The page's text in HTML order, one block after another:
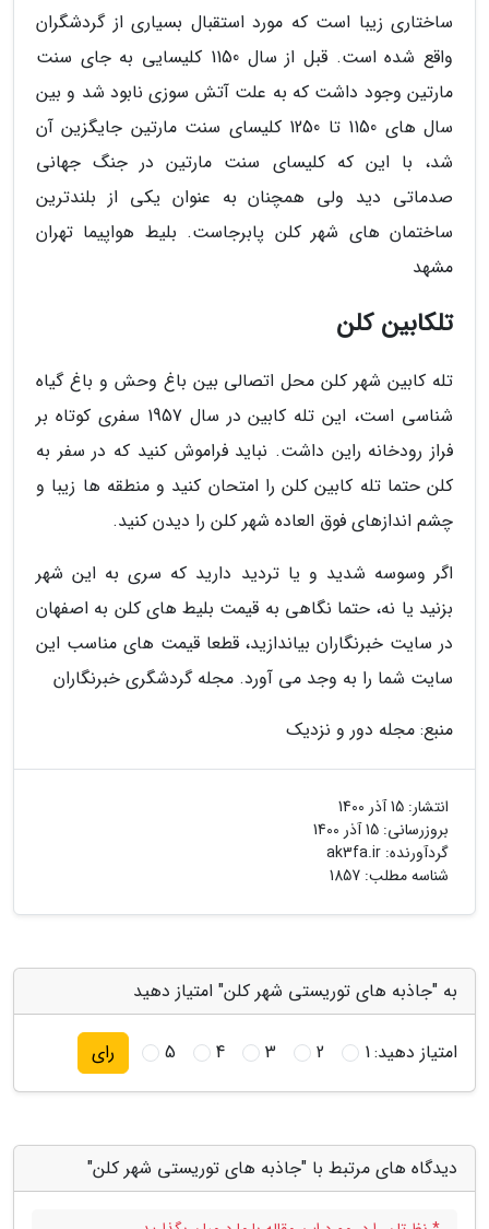
ساختاری زیبا است که مورد استقبال بسیاری از گردشگران
واقع شده است. قبل از سال 1150 کلیسایی به جای سنت
مارتین وجود داشت که به علت آتش سوزی نابود شد و بین
سال های 1150 تا 1250 کلیسای سنت مارتین جایگزین آن
شد، با این که کلیسای سنت مارتین در جنگ جهانی
صدماتی دید ولی همچنان به عنوان یکی از بلندترین
ساختمان های شهر کلن پابرجاست. بلیط هواپیما تهران
مشهد
تلکابین کلن
تله کابین شهر کلن محل اتصالی بین باغ وحش و باغ گیاه
شناسی است، این تله کابین در سال 1957 سفری کوتاه بر
فراز رودخانه راین داشت. نباید فراموش کنید که در سفر به
کلن حتما تله کابین کلن را امتحان کنید و منطقه ها زیبا و
چشم اندازهای فوق العاده شهر کلن را دیدن کنید.
اگر وسوسه شدید و یا تردید دارید که سری به این شهر
بزنید یا نه، حتما نگاهی به قیمت بلیط های کلن به اصفهان
در سایت خبرنگاران بیاندازید، قطعا قیمت های مناسب این
سایت شما را به وجد می آورد. مجله گردشگری خبرنگاران
منبع: مجله دور و نزدیک
انتشار: 15 آذر 1400
بروزرسانی: 15 آذر 1400
گردآورنده: ak3fa.ir
شناسه مطلب: 1857
به "جاذبه های توریستی شهر کلن" امتیاز دهید
امتیاز دهید:1
2
3
4
5 رای
دیدگاه های مرتبط با "جاذبه های توریستی شهر کلن"